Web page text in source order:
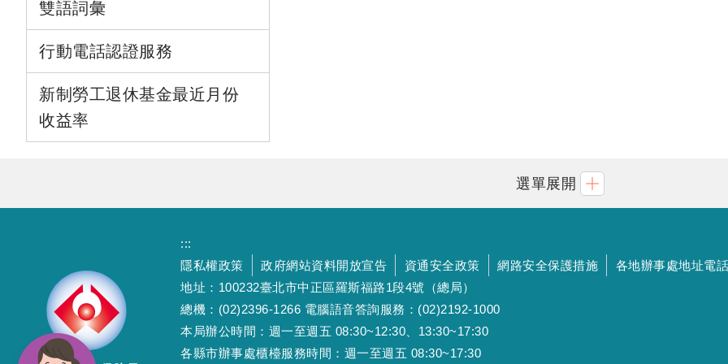
雙語詞彙
行動電話認證服務
新制勞工退休基金最近月份
收益率
選單展開
:::
隱私權政策
政府網站資料開放宣告 資通安全政策 網路安全保護措施
各地辦事處地址電話
地址：100232臺北市中正區羅斯福路1段4號（總局）
總機：(02)2396-1266 電腦語音答詢服務：(02)2192-1000
本局辦公時間：週一至週五 08:30~12:30、13:30~17:30
各縣市辦事處櫃檯服務時間：週一至週五 08:30~17:30